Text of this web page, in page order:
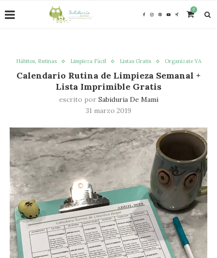
0
Hábitos, Rutinas Limpieza Fácil Listas Gratis Organízate YA
Calendario Rutina de Limpieza Semanal +
Lista Imprimible Gratis
escrito por Sabiduria De Mami
31 marzo 2019